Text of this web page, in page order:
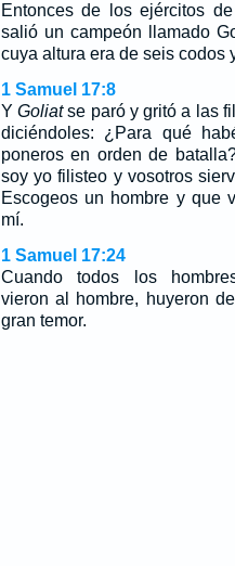
Entonces de los ejércitos
salió un campeón llamado
cuya altura era de seis codos
1 Samuel 17:8
YGoliatse paró y gritó a las
diciéndoles: ¿Para qué
poneros en orden de
soy yo filisteo y vosotros
Escogeos un hombre y que
mí.
1 Samuel 17:24
Cuando todos los
vieron al hombre, huyeron
gran temor.